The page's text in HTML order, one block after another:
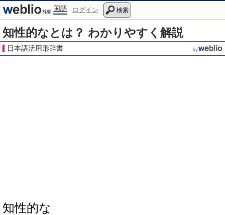
国語 ログイン 検索
知性的なとは？ わかりやすく解説
日本語活用形辞書
知性的な